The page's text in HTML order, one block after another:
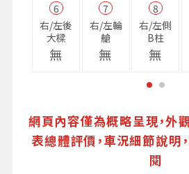
6
右/左後
大樑
無
7
右/左輪
艙
無
8
右/左側
B柱
無
網頁內容僅為概略呈現，外
表總體評價，車況細節說明
閱